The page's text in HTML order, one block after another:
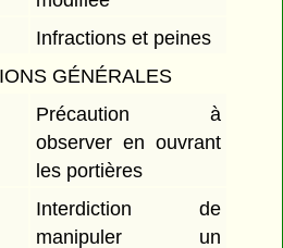
Infractions et peines
GÉNÉRALES
Précaution à
observer en ouvrant
les portières
Interdiction de
manipuler un